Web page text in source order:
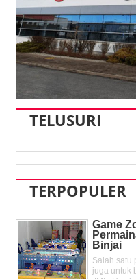
TELUSURI
TERPOPULER
Game
Binjai
Salah satu
juga untuk